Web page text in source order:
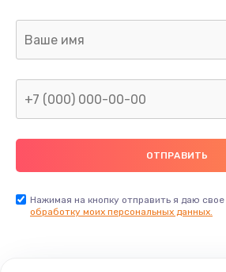
Нажимая на кнопку отправить я даю свое
обработку моих персональных данных.